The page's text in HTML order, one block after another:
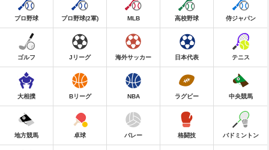
プロ野球 プロ野球(2軍) MLB 高校野球 侍ジャパン
ゴルフ Jリーグ 海外サッカー 日本代表 テニス
大相撲 Bリーグ NBA ラグビー 中央競馬
地方競馬 卓球 バレー 格闘技 バドミントン